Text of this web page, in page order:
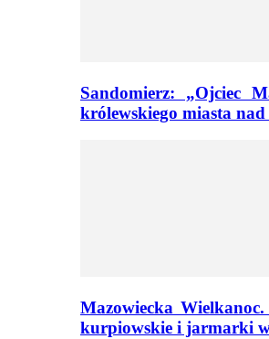
Sandomierz: „Ojciec
królewskiego miasta nad
Mazowiecka
kurpiowskie i jarmarki w